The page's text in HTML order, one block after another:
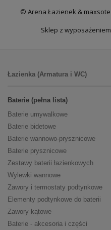
© Arena Łazienek & maxsote
Sklep z
Łazienka (Armatura i WC)
Baterie (pełna lista)
Baterie umywalkowe
Baterie bidetowe
Baterie wannowo-prysznicowe
Baterie prysznicowe
Zestawy baterii łazienkowych
Wylewki wannowe
Zawory i termostaty podtynkowe
Elementy podtynkowe do baterii
Zawory kątowe
Baterie - akcesoria i części